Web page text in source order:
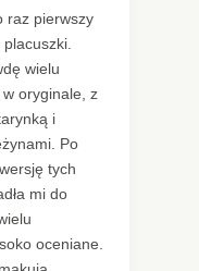
raz pierwszy
wielu
oryginale, z
i
Po
tych
mi do
oceniane.